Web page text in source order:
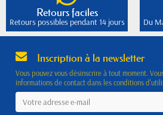
Retours faciles
Retours possibles pendant 14 jours Du
Inscription à la newsletter
Vous pouvez vous désinscrire à tout moment.
informations de contact dans les conditions